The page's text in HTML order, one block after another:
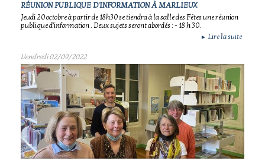
RÉUNION PUBLIQUE D'INFORMATION À MARLIEUX
Jeudi 20 octobre à partir de 18h30 se tiendra à la salle des Fêtes une réunion
publique d'information . Deux sujets seront abordés : - 18 h 30.
► Lire la suite
Vendredi 02/09/2022